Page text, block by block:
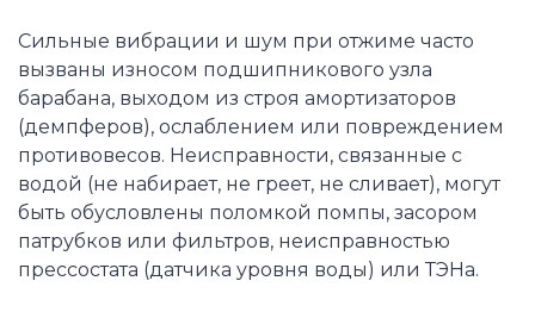
Сильные вибрации и шум при отжиме часто
вызваны износом подшипникового узла
барабана, выходом из строя амортизаторов
(демпферов), ослаблением или повреждением
противовесов. Неисправности, связанные с
водой (не набирает, не греет, не сливает), могут
быть обусловлены поломкой помпы, засором
патрубков или фильтров, неисправностью
прессостата (датчика уровня воды) или ТЭНа.